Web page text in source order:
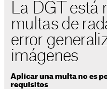
La DGT está
multas de
error
imágenes
Aplicar una multa no es
requisitos